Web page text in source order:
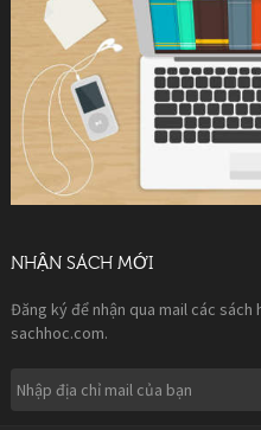
NHẬN SÁCH MỚI
Đăng ký để nhận qua mail các
sachhoc.com.